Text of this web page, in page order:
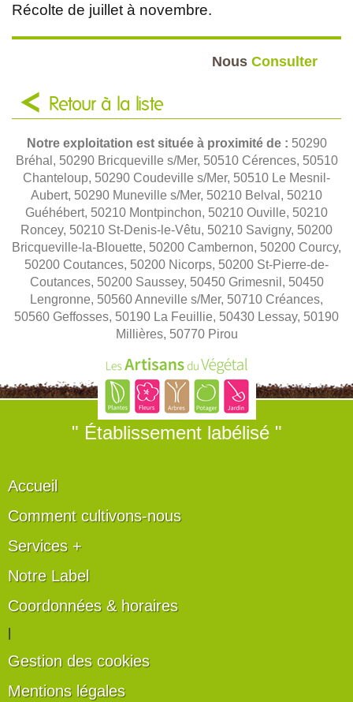
Récolte de juillet à novembre.
Nous Consulter
Retour à la liste
Notre exploitation est située à proximité de : 50290
Bréhal, 50290 Bricqueville s/Mer, 50510 Cérences, 50510
Chanteloup, 50290 Coudeville s/Mer, 50510 Le Mesnil-
Aubert, 50290 Muneville s/Mer, 50210 Belval, 50210
Guéhébert, 50210 Montpinchon, 50210 Ouville, 50210
Roncey, 50210 St-Denis-le-Vêtu, 50210 Savigny, 50200
Bricqueville-la-Blouette, 50200 Cambernon, 50200 Courcy,
50200 Coutances, 50200 Nicorps, 50200 St-Pierre-de-
Coutances, 50200 Saussey, 50450 Grimesnil, 50450
Lengronne, 50560 Anneville s/Mer, 50710 Créances,
50560 Geffosses, 50190 La Feuillie, 50430 Lessay, 50190
Millières, 50770 Pirou
" Établissement labélisé "
Accueil
Comment cultivons-nous
Services +
Notre Label
Coordonnées & horaires
Gestion des cookies
Mentions légales